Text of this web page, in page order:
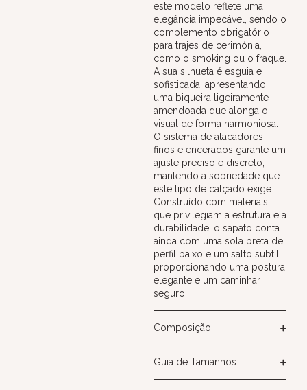
este modelo reflete uma
elegância impecável, sendo o
complemento obrigatório
para trajes de cerimónia,
como o smoking ou o fraque.
A sua silhueta é esguia e
sofisticada, apresentando
uma biqueira ligeiramente
amendoada que alonga o
visual de forma harmoniosa.
O sistema de atacadores
finos e encerados garante um
ajuste preciso e discreto,
mantendo a sobriedade que
este tipo de calçado exige.
Construído com materiais
que privilegiam a estrutura e a
durabilidade, o sapato conta
ainda com uma sola preta de
perfil baixo e um salto subtil,
proporcionando uma postura
elegante e um caminhar
seguro.
Composição
Guia de Tamanhos